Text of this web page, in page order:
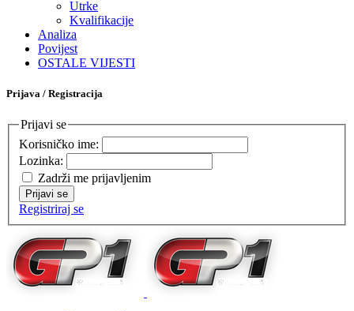
Utrke
Kvalifikacije
Analiza
Povijest
OSTALE VIJESTI
Prijava / Registracija
Prijavi se
Korisničko ime:
Lozinka:
Zadrži me prijavljenim
Prijavi se
Registriraj se